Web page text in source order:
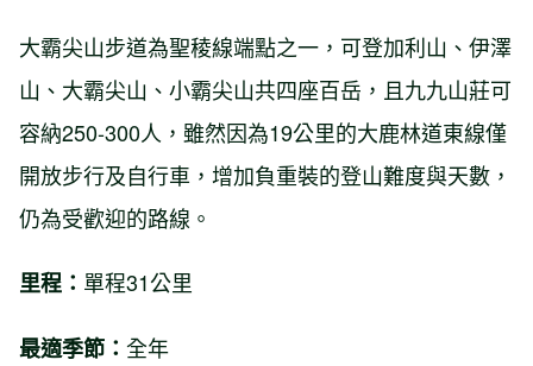
大霸尖山步道為聖稜線端點之一，可登加利山、伊澤
山、大霸尖山、小霸尖山共四座百岳，且九九山莊可
容納250-300人，雖然因為19公里的大鹿林道東線僅
開放步行及自行車，增加負重裝的登山難度與天數，
仍為受歡迎的路線。
里程： 單程31公里
最適季節： 全年